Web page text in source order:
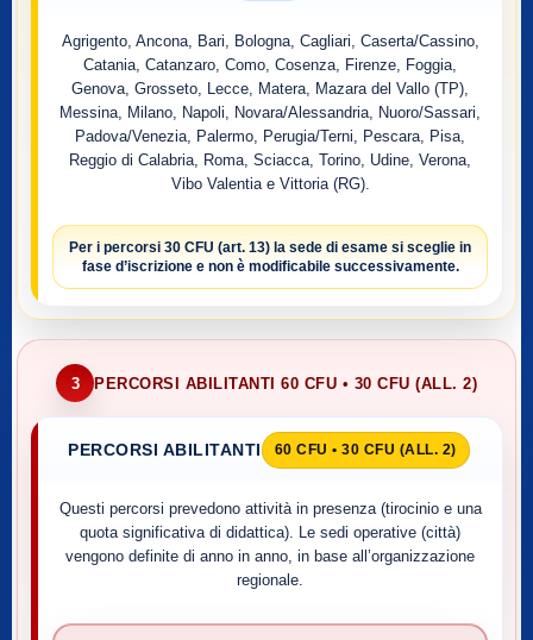
Agrigento, Ancona, Bari, Bologna, Cagliari, Caserta/Cassino,
Catania, Catanzaro, Como, Cosenza, Firenze, Foggia,
Genova, Grosseto, Lecce, Matera, Mazara del Vallo (TP),
Messina, Milano, Napoli, Novara/Alessandria, Nuoro/Sassari,
Padova/Venezia, Palermo, Perugia/Terni, Pescara, Pisa,
Reggio di Calabria, Roma, Sciacca, Torino, Udine, Verona,
Vibo Valentia e Vittoria (RG).
Per i percorsi 30 CFU (art. 13) la sede di esame si sceglie in
fase d’iscrizionee non è modificabile successivamente.
3 PERCORSI ABILITANTI 60 CFU • 30 CFU (ALL. 2)
PERCORSI ABILITANTI 60 CFU • 30 CFU (ALL. 2)
Questi percorsi prevedono attività in presenza (tirocinio e una
quota significativa di didattica). Le sedi operative (città)
vengono definite di anno in anno, in base all’organizzazione
regionale.